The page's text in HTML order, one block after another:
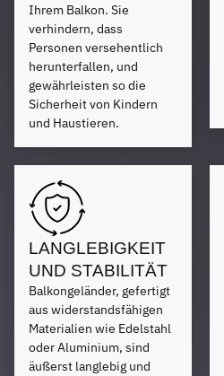
Ihrem Balkon. Sie
verhindern, dass
Personen versehentlich
herunterfallen, und
gewährleisten so die
Sicherheit von Kindern
und Haustieren.
LANGLEBIGKEIT
UND STABILITÄT
Balkongeländer, gefertigt
aus widerstandsfähigen
Materialien wie Edelstahl
oder Aluminium, sind
äußerst langlebig und